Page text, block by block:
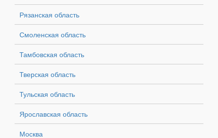
Рязанская область
Смоленская область
Тамбовская область
Тверская область
Тульская область
Ярославская область
Москва